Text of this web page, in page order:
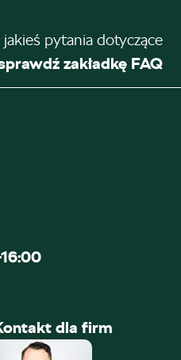
jakieś pytania dotyczące
zakładkę FAQ
dla firm